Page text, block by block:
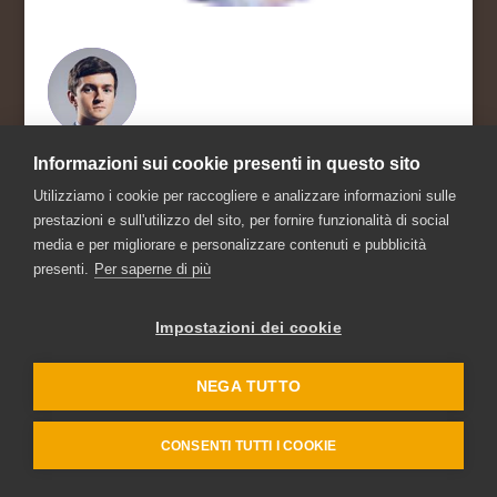
Sviluppato da Sherpagest
| All Rights Reserved -
Sherpagest.com
Informazioni sui cookie presenti in questo sito
Utilizziamo i cookie per raccogliere e analizzare informazioni sulle
prestazioni e sull'utilizzo del sito, per fornire funzionalità di social
media e per migliorare e personalizzare contenuti e pubblicità
presenti. Per saperne di più
Impostazioni dei cookie
NEGA TUTTO
CONSENTI TUTTI I COOKIE